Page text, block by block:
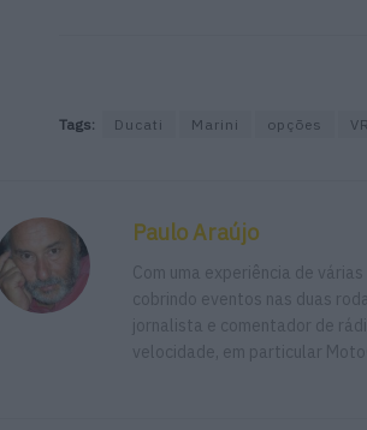
Tags: Ducati Marini opções
Paulo Araújo
Com uma experiência de
cobrindo eventos nas duas
jornalista e comentador de
velocidade, em particular